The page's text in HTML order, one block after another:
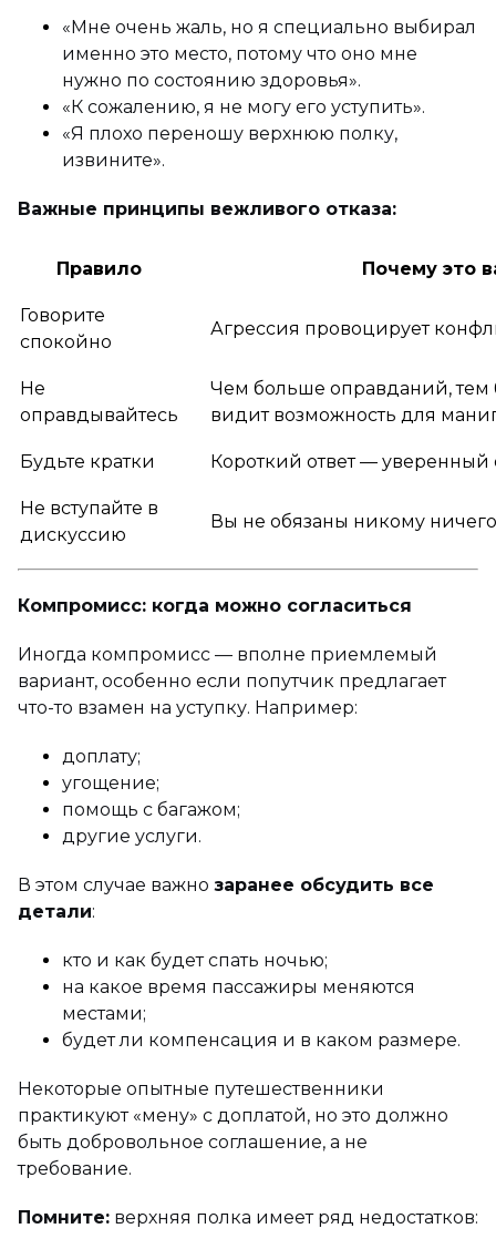
«Мне очень жаль, но я специально выбирал
именно это место, потому что оно мне
нужно по состоянию здоровья».
«К сожалению, я не могу его уступить».
«Я плохо переношу верхнюю полку,
извините».
Важные принципы вежливого отказа:
Правило Почему это
Говорите
спокойно
Агрессия провоцирует
Не
оправдывайтесь
Чем больше оправданий,
видит возможность для
Будьте кратки Короткий ответ — уверенный
Не вступайте в
дискуссию
Вы не обязаны никому
Компромисс: когда можно согласиться
Иногда компромисс — вполне приемлемый
вариант, особенно если попутчик предлагает
что-то взамен на уступку. Например:
доплату;
угощение;
помощь с багажом;
другие услуги.
В этом случае важно заранее обсудить все
детали:
кто и как будет спать ночью;
на какое время пассажиры меняются
местами;
будет ли компенсация и в каком размере.
Некоторые опытные путешественники
практикуют «мену» с доплатой, но это должно
быть добровольное соглашение, а не
требование.
Помните: верхняя полка имеет ряд недостатков: